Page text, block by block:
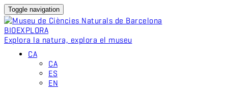
Toggle navigation
BIOEXPLORA
Explora la natura, explora el museu
CA
CA
ES
EN